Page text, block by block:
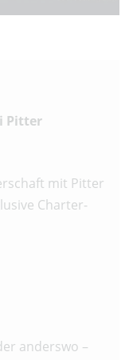
Pitter
mit Pitter
Charter-
anderswo –